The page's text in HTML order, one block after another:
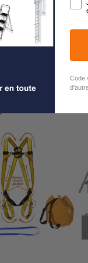
Code